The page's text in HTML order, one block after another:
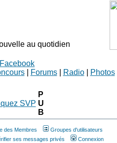
au quotidien
| Forums| Radio| Photos|
P
U
B
des Membres
Groupes d'utilisateurs
ses messages privés Connexion